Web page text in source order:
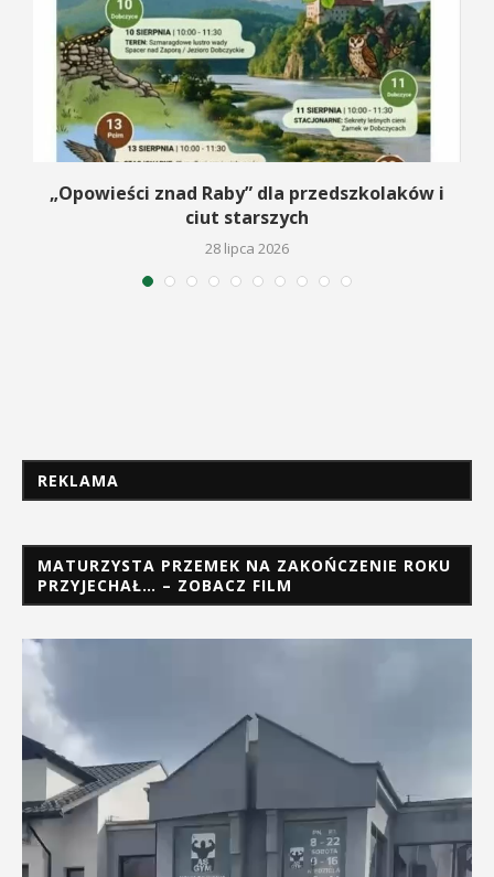
„Opowieści znad Raby” dla przedszkolaków i
ciut starszych
28 lipca 2026
REKLAMA
MATURZYSTA PRZEMEK NA ZAKOŃCZENIE ROKU
PRZYJECHAŁ… – ZOBACZ FILM
Odtwarzacz